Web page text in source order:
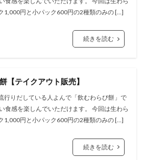
1,000円と小パック600円の2種類のみの […]
続きを読む
【テイクアウト販売】
行りだしている人よんで「飲むわらび餅」で
食感を楽しんでいただけます。 今回は生わら
1,000円と小パック600円の2種類のみの […]
続きを読む